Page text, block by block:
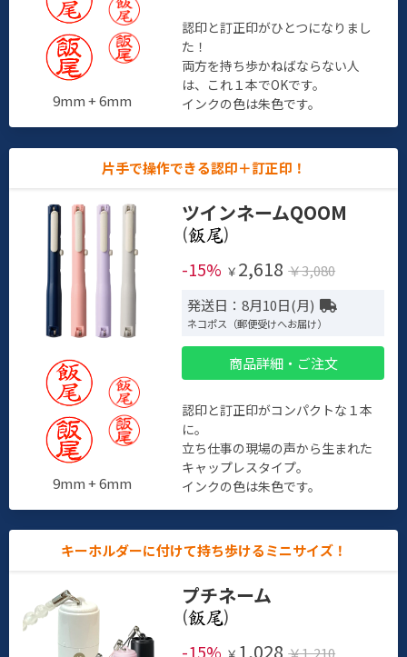
9mm + 6mm
認印と訂正印がひとつになりまし
た！
両方を持ち歩かねばならない人
は、これ１本でOKです。
インクの色は朱色です。
片手で操作できる認印＋訂正印！
9mm + 6mm
ツインネームQOOM
(
)
-15% ￥ 2,618 ￥3,080
発送日：8月10日(月)
ネコポス（郵便受けへお届け）
商品詳細・ご注文
認印と訂正印がコンパクトな１本
に。
立ち仕事の現場の声から生まれた
キャップレスタイプ。
インクの色は朱色です。
キーホルダーに付けて持ち歩けるミニサイズ！
プチネーム
(
)
-15%
1,028 ￥1,210